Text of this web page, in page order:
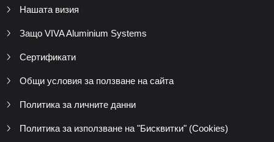
Нашата визия
Защо VIVA Aluminium Systems
Сертификати
Общи условия за ползване на сайта
Политика за личните данни
Политика за използване на "Бисквитки" (Cookies)